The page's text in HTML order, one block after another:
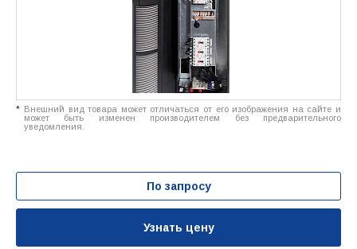
* Внешний вид товара может отличаться от его изображения на сайте и
может быть изменен производителем без предварительного
уведомления.
По запросу
Узнать цену